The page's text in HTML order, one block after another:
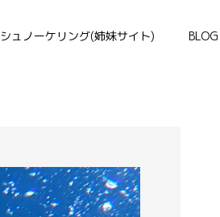
シュノーケリング(姉妹サイト) BLOG